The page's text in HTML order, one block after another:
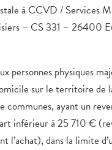
à CCVD / Services
– CS 331 – 26400
personnes physiques
sur le territoire de
communes, ayant un
inférieur à 25 710 €
l’achat), dans la limite